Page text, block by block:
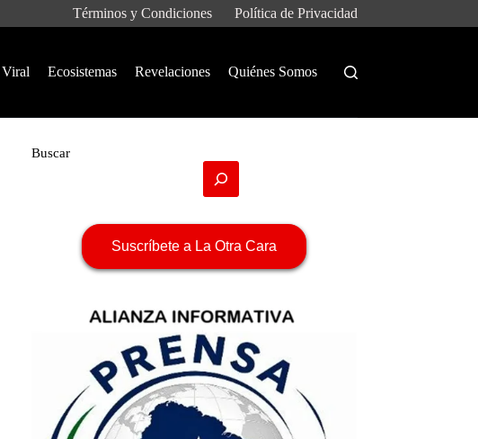
Términos y Condiciones Política de Privacidad
Viral Ecosistemas Revelaciones Quiénes Somos
Buscar
Suscríbete a La Otra Cara